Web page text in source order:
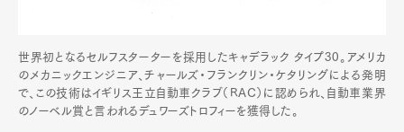
世界初となるセルフスターターを採用したキャデラック タイプ30。アメリカ
のメカニックエンジニア、チャールズ・フランクリン・ケタリングによる発明
で、この技術はイギリス王立自動車クラブ（RAC）に認められ、自動車業界
のノーベル賞と言われるデュワーズトロフィーを獲得した。